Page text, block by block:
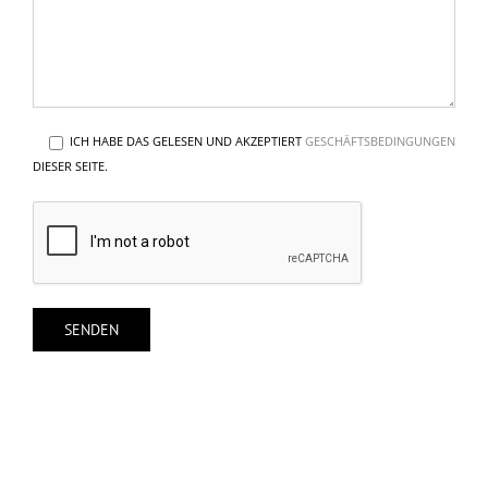
ICH HABE DAS GELESEN UND AKZEPTIERT GESCHÄFTSBEDINGUNGEN
DIESER SEITE.